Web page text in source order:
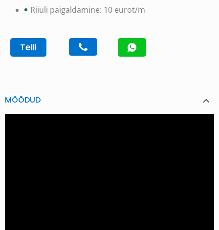
Riiuli paigaldamine: 10 eurot/m
Telli
MÕÕDUD